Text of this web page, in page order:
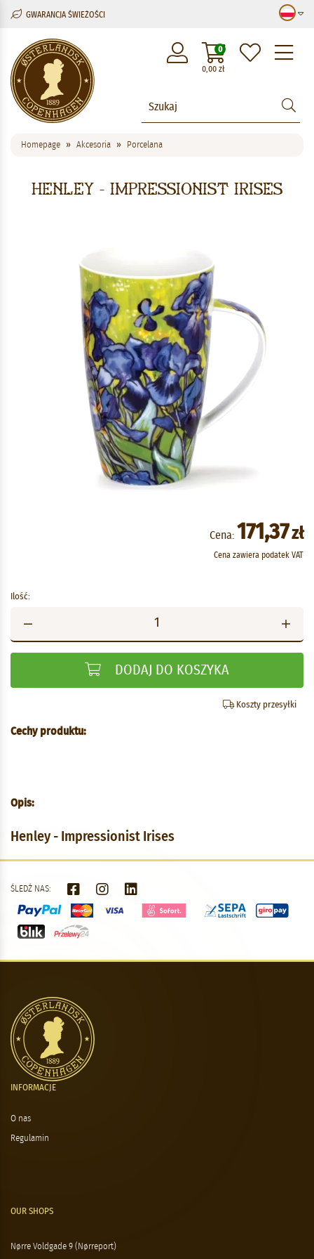
GWARANCJA ŚWIEŻOŚCI
0,00 zł
0
Homepage Akcesoria Porcelana
Henley - Impressionist Irises
Cena: 171,37zł
Cena zawiera podatek VAT
Ilość:
DODAJ DO KOSZYKA
Koszty przesyłki
Cechy produktu:
Opis:
Henley - Impressionist Irises
ŚLEDŹ NAS:
INFORMACJE
O nas
Regulamin
OUR SHOPS
Nørre Voldgade 9 (Nørreport)